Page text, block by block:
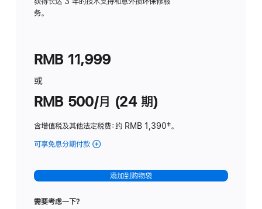
务。
RMB 11,999
或
RMB 500/月 (24 期)
含增值税及其他法定税费：约 RMB 1,390脚
‡。
可享免息分期付款 (Studio
-
标
添加到购物袋
需要考虑一下？